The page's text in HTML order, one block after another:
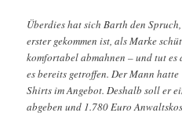
Überdies hat sich Barth den
erster gekommen ist, als Marke
komfortabel abmahnen – und tut
es bereits getroffen. Der Mann
Shirts im Angebot. Deshalb soll er
abgeben und 1.780 Euro